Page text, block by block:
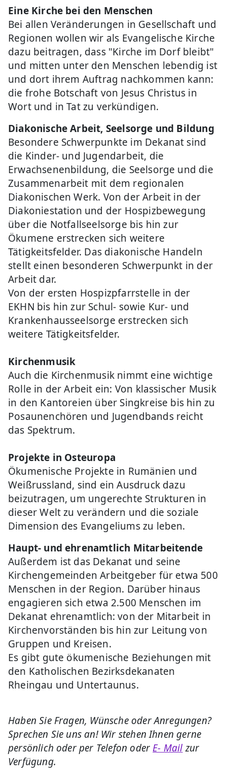
Eine Kirche bei den Menschen
Bei allen Veränderungen in Gesellschaft und
Regionen wollen wir als Evangelische Kirche
dazu beitragen, dass "Kirche im Dorf bleibt"
und mitten unter den Menschen lebendig ist
und dort ihrem Auftrag nachkommen kann:
die frohe Botschaft von Jesus Christus in
Wort und in Tat zu verkündigen.
Diakonische Arbeit, Seelsorge und Bildung
Besondere Schwerpunkte im Dekanat sind
die Kinder- und Jugendarbeit, die
Erwachsenenbildung, die Seelsorge und die
Zusammenarbeit mit dem regionalen
Diakonischen Werk. Von der Arbeit in der
Diakoniestation und der Hospizbewegung
über die Notfallseelsorge bis hin zur
Ökumene erstrecken sich weitere
Tätigkeitsfelder. Das diakonische Handeln
stellt einen besonderen Schwerpunkt in der
Arbeit dar.
Von der ersten Hospizpfarrstelle in der
EKHN bis hin zur Schul- sowie Kur- und
Krankenhausseelsorge erstrecken sich
weitere Tätigkeitsfelder.
Kirchenmusik
Auch die Kirchenmusik nimmt eine wichtige
Rolle in der Arbeit ein: Von klassischer Musik
in den Kantoreien über Singkreise bis hin zu
Posaunenchören und Jugendbands reicht
das Spektrum.
Projekte in Osteuropa
Ökumenische Projekte in Rumänien und
Weißrussland, sind ein Ausdruck dazu
beizutragen, um ungerechte Strukturen in
dieser Welt zu verändern und die soziale
Dimension des Evangeliums zu leben.
Haupt- und ehrenamtlich Mitarbeitende
Außerdem ist das Dekanat und seine
Kirchengemeinden Arbeitgeber für etwa 500
Menschen in der Region. Darüber hinaus
engagieren sich etwa 2.500 Menschen im
Dekanat ehrenamtlich: von der Mitarbeit in
Kirchenvorständen bis hin zur Leitung von
Gruppen und Kreisen.
Es gibt gute ökumenische Beziehungen mit
den Katholischen Bezirksdekanaten
Rheingau und Untertaunus.
Haben Sie Fragen, Wünsche oder Anregungen?
Sprechen Sie uns an! Wir stehen Ihnen gerne
persönlich oder per Telefon oderE- Mailzur
Verfügung.